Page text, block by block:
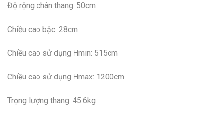
Độ rộng chân thang: 50cm
Chiều cao bậc: 28cm
Chiều cao sử dụng Hmin: 515cm
Chiều cao sử dụng Hmax: 1200cm
Trọng lượng thang: 45.6kg